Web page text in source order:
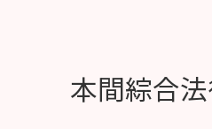
本間綜合